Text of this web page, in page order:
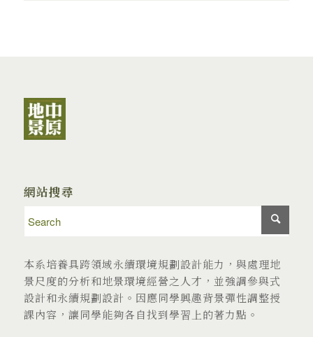
網站搜尋
本系培養具跨領域永續環境規劃設計能力，與處理地
景尺度的分析和地景環境經營之人才，並強調參與式
設計和永續規劃設計。因應同學興趣背景彈性調整授
課內容，讓同學能夠各自找到學習上的著力點。